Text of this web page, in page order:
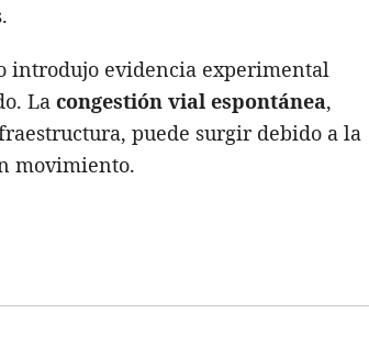
introdujo evidencia experimental
La congestión vial espontánea,
puede surgir debido a la
movimiento.